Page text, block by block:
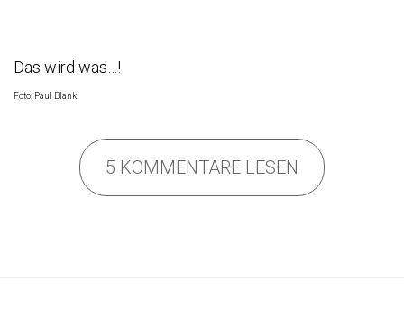
Das wird was…!
Foto: Paul Blank
5 KOMMENTARE LESEN